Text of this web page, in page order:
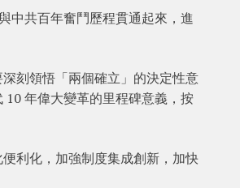
中共百年奮鬥歷程貫通起來，進
刻領悟「兩個確立」的決定性意
年偉大變革的里程碑意義，按
利化，加強制度集成創新，加快